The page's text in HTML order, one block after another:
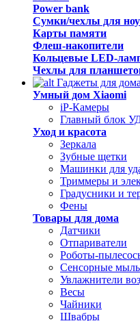
Power bank
Сумки/чехлы для
Карты памяти
Флеш-накопители
Кольцевые LED-
Чехлы для
Гаджеты для дома
Умный дом Xiaomi
iP-Камеры
Главный блок
Уход и красота
Зеркала
Зубные щетки
Машинки для
Триммеры и
Градусники и
Фены
Товары для дома
Датчики
Отпариватели
Роботы-
Сенсорные
Увлажнители
Весы
Чайники
Швабры